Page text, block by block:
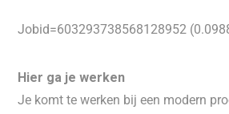
Jobid=603293738568128952
Hier ga je werken
Je komt te werken bij een modern